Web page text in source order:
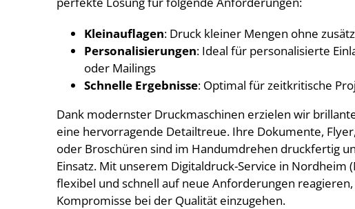
Kleinauflagen: Druck kleiner Mengen ohne
Personalisierungen: Ideal für personalisierte
oder Mailings
Schnelle Ergebnisse: Optimal für zeitkritische
Dank modernster Druckmaschinen erzielen wir
eine hervorragende Detailtreue. Ihre Dokumente,
oder Broschüren sind im Handumdrehen druckfertig
Einsatz. Mit unserem Digitaldruck-Service in Nordheim
flexibel und schnell auf neue Anforderungen
Kompromisse bei der Qualität einzugehen.